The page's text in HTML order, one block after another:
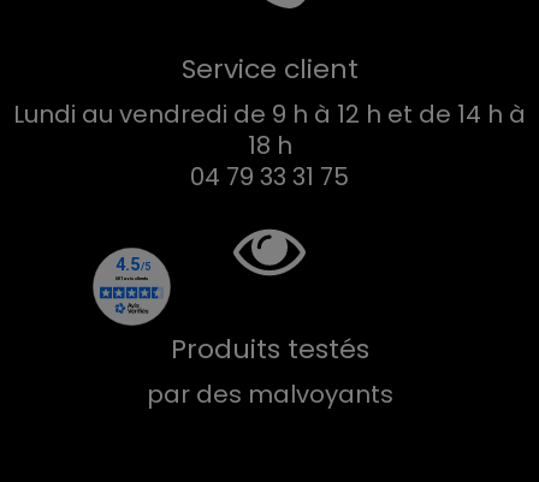
Service client
Lundi au vendredi de 9 h à 12 h et de 14 h à
18 h
04 79 33 31 75
Produits testés
par des malvoyants